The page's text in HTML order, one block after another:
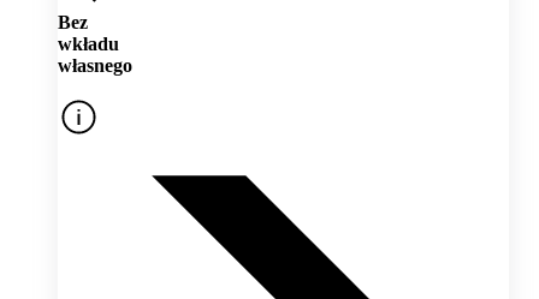
Bez
wkładu
własnego